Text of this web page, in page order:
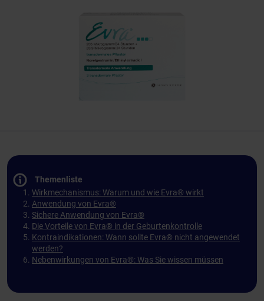
Themenliste
Wirkmechanismus: Warum und wie Evra® wirkt
Anwendung von Evra®
Sichere Anwendung von Evra®
Die Vorteile von Evra® in der Geburtenkontrolle
Kontraindikationen: Wann sollte Evra® nicht angewendet
werden?
Nebenwirkungen von Evra®: Was Sie wissen müssen